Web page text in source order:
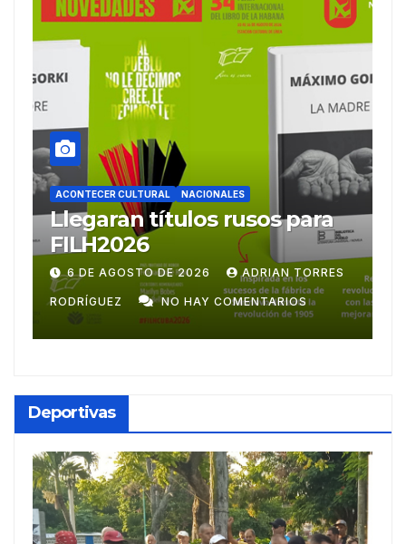
ACONTECER CULTURAL
Ballet Laura Alonso
emprende gira
centroamericana
28 DE JULIO DE 2026 ADRIAN TORRES
RODRÍGUEZ NO HAY COMENTARIOS
Deportivas